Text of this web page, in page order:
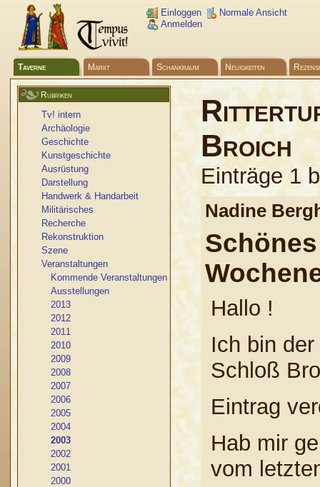
Einloggen
Anmelden
Normale Ansicht
Taverne Markt Schankraum Neuigkeiten
Rubriken
Tv! intern
Archäologie
Geschichte
Kunstgeschichte
Ausrüstung
Darstellung
Handwerk & Handarbeit
Militärisches
Recherche
Rekonstruktion
Szene
Veranstaltungen
Kommende Veranstaltungen
Ausstellungen
2013
2012
2011
2010
2009
2008
2007
2006
2005
2004
2003
2002
2001
2000
Broich
Einträge 1
Nadine
Hallo !
Ich bin
Schloß
Eintrag
Hab mir
vom